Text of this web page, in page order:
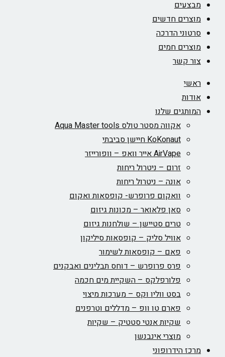
מבצעים
מוצרים חדשים
סרטוני הדרכה
מוצרים חמים
צור קשר
ראשי
אודות
המותגים שלנו
אקווה מסטר טולס Aqua Master tools
KoKonaut חיישן סביבתי
AirVape אייר וואפ – וופורייזר
זרום – ניטרול ריחות
אונה – ניטרול ריחות
וואקום פרופרש- קופסאות ואקום
סאן פלאואר – מכונות גיזום
טרים סטיישן – שולחנות גיזום
אוויל סליק – קופסאות סיליקון
פאם – קופסאות לשימור
פרס פרופרש – דוחס תבלינים ואבקנים
פלורפלקס – השקיית מים חכמה
בסט ווליו וקס – מערכות מיצוי
פארם טו וופ – מדללים וטרפנים
שקיות אנטי סטטיק – שקיות
מוצרי אינבנשן
מרכז הידרופוני